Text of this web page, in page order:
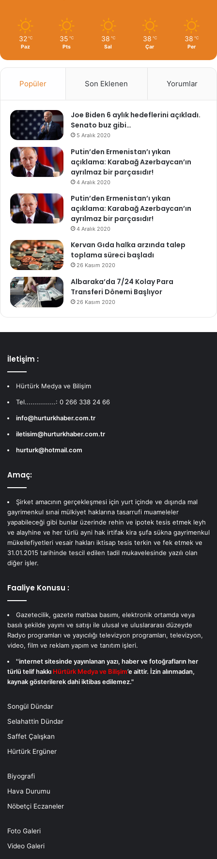
32 ℃
Paz
35 ℃
Pts
38 ℃
Sal
38 ℃
Çar
38 ℃
Per
Popüler Son Eklenen Yorumlar
Joe Biden 6 aylık hedeflerini açıkladı.
Senato buz gibi…
5 Aralık 2020
Putin’den Ermenistan’ı yıkan
açıklama: Karabağ Azerbaycan’ın
ayrılmaz bir parçasıdır!
4 Aralık 2020
Putin’den Ermenistan’ı yıkan
açıklama: Karabağ Azerbaycan’ın
ayrılmaz bir parçasıdır!
4 Aralık 2020
Kervan Gıda halka arzında talep
toplama süreci başladı
26 Kasım 2020
Albaraka’da 7/24 Kolay Para
Transferi Dönemi Başlıyor
26 Kasım 2020
İletişim :
Hürtürk Medya ve Bilişim
Tel................: 0 266 338 24 66
info@hurturkhaber.com.tr
iletisim@hurturkhaber.com.tr
hurturk@hotmail.com
Amaç:
Şirket amacının gerçekleşmesi için yurt içinde ve dışında mal
gayrimenkul sınai mülkiyet haklarına tasarrufi muameleler
yapabileceği gibi bunlar üzerinde rehin ve ipotek tesis etmek leyh
ve alayhine ve her türlü ayni hak irtifak kira şufa sükna gayrimenkul
mükellefiyetleri vesair hakları iktisap tesis terkin ve fek etmek ve
31.01.2015 tarihinde tescil edilen tadil mukavelesinde yazılı olan
diğer işler.
Faaliye Konusu :
Gazetecilik, gazete matbaa basımı, elektronik ortamda veya
basılı şekilde yayını ve satışı ile ulusal ve uluslararası düzeyde
Radyo programları ve yayıcılığı televizyon programları, televizyon,
video, film ve reklam yapım ve tanıtım işleri.
''internet sitesinde yayınlanan yazı, haber ve fotoğrafların her
türlü telif hakkı Hürtürk Medya ve Bilişim’e aittir. İzin alınmadan,
kaynak gösterilerek dahi iktibas edilemez."
Songül Dündar
Selahattin Dündar
Saffet Çalışkan
Hürtürk Ergüner
Biyografi
Hava Durumu
Nöbetçi Eczaneler
Foto Galeri
Video Galeri